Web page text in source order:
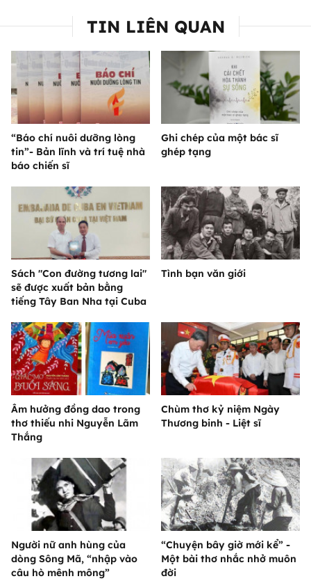
TIN LIÊN QUAN
“Báo chí nuôi dưỡng lòng
tin”- Bản lĩnh và trí tuệ nhà
báo chiến sĩ
Ghi chép của một bác sĩ
ghép tạng
Sách "Con đường tương lai"
sẽ được xuất bản bằng
tiếng Tây Ban Nha tại Cuba
Tình bạn văn giới
Âm hưởng đồng dao trong
thơ thiếu nhi Nguyễn Lãm
Thắng
Chùm thơ kỷ niệm Ngày
Thương binh - Liệt sĩ
Người nữ anh hùng của
dòng Sông Mã, “nhập vào
câu hò mênh mông”
“Chuyện bây giờ mới kể” -
Một bài thơ nhắc nhở muôn
đời